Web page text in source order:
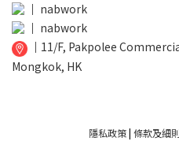
│ nabwork
│ nabwork
│ 11/F, Pakpolee
Mongkok, HK
隱私政策| 條款及細則